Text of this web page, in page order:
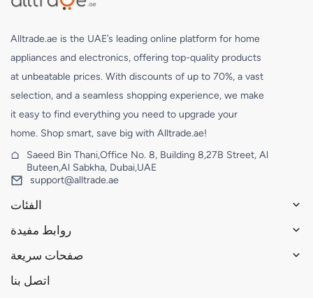
Alltrade.ae is the UAE’s leading online platform for home
appliances and electronics, offering top-quality products
at unbeatable prices. With discounts of up to 70%, a vast
selection, and a seamless shopping experience, we make
it easy to find everything you need to upgrade your
home. Shop smart, save big with Alltrade.ae!
Saeed Bin Thani,Office No. 8, Building 8,27B Street, Al
Buteen,Al Sabkha, Dubai,UAE
support@alltrade.ae
الفئات
روابط مفيدة
صفحات سريعة
اتصل بنا